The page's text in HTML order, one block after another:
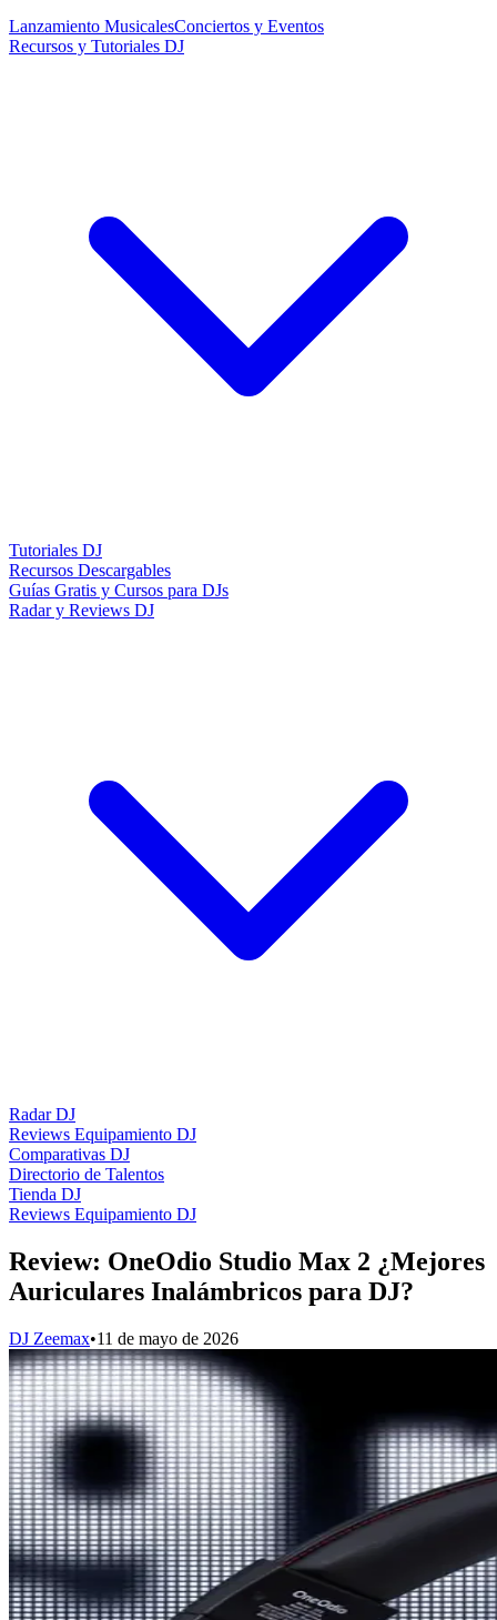
Lanzamiento MusicalesConciertos y Eventos
Recursos y Tutoriales DJ
Tutoriales DJ
Recursos Descargables
Guías Gratis y Cursos para DJs
Radar y Reviews DJ
Radar DJ
Reviews Equipamiento DJ
Comparativas DJ
Directorio de Talentos
Tienda DJ
Reviews Equipamiento DJ
Review: OneOdio Studio Max 2 ¿Mejores
Auriculares Inalámbricos para DJ?
DJ Zeemax•11 de mayo de 2026